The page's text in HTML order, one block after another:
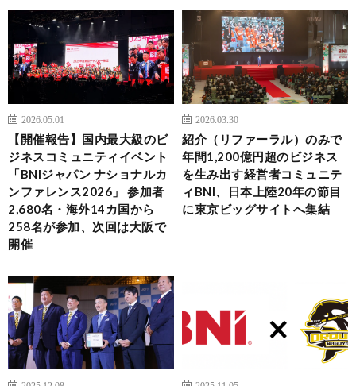
2026.05.01
【開催報告】国内最大級のビ
ジネスコミュニティイベント
「BNIジャパン ナショナルカ
ンファレンス2026」 参加者
2,680名・海外14カ国から
258名が参加、次回は大阪で
開催
2026.03.30
紹介（リファーラル）のみで
年間1,200億円超のビジネス
を生み出す経営者コミュニテ
ィBNI、日本上陸20年の節目
に東京ビッグサイトへ集結